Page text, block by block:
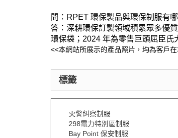
問：RPET 環保製品與環保制服有
答：深耕環保訂製領域積累眾多優
環保袋；2024 年為零售巨頭屈臣氏
<<本網站所展示的產品照片，均為客戶
標籤
火警糾察制服
298電力特別區制服
Bay Point 保安制服